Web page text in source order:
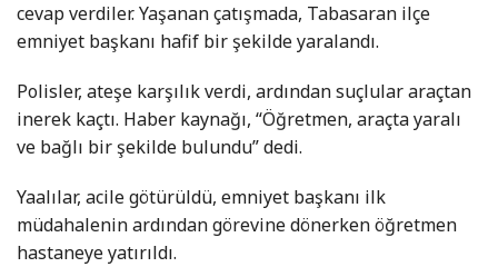
cevap verdiler. Yaşanan çatışmada, Tabasaran ilçe
emniyet başkanı hafif bir şekilde yaralandı.
Polisler, ateşe karşılık verdi, ardından suçlular araçtan
inerek kaçtı. Haber kaynağı, “Öğretmen, araçta yaralı
ve bağlı bir şekilde bulundu” dedi.
Yaalılar, acile götürüldü, emniyet başkanı ilk
müdahalenin ardından görevine dönerken öğretmen
hastaneye yatırıldı.